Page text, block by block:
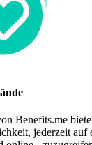
Benefits.me
jederzeit auf